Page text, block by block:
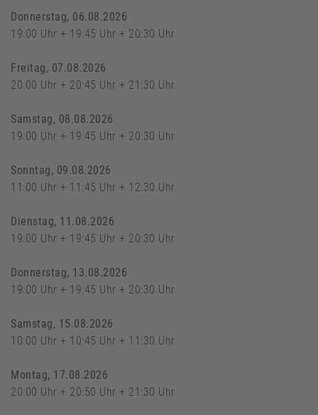
Donnerstag, 06.08.2026
19:00 Uhr + 19:45 Uhr + 20:30 Uhr
Freitag, 07.08.2026
20:00 Uhr + 20:45 Uhr + 21:30 Uhr
Samstag, 08.08.2026
19:00 Uhr + 19:45 Uhr + 20:30 Uhr
Sonntag, 09.08.2026
11:00 Uhr + 11:45 Uhr + 12:30 Uhr
Dienstag, 11.08.2026
19:00 Uhr + 19:45 Uhr + 20:30 Uhr
Donnerstag, 13.08.2026
19:00 Uhr + 19:45 Uhr + 20:30 Uhr
Samstag, 15.08.2026
10:00 Uhr + 10:45 Uhr + 11:30 Uhr
Montag, 17.08.2026
20:00 Uhr + 20:50 Uhr + 21:30 Uhr